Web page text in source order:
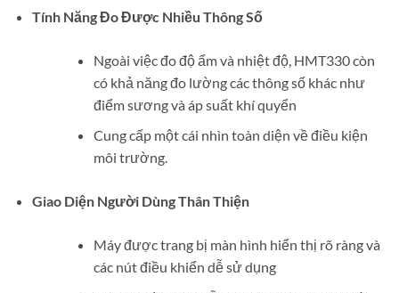
Tính Năng Đo Được Nhiều Thông Số
Ngoài việc đo độ ẩm và nhiệt độ, HMT330 còn
có khả năng đo lường các thông số khác như
điểm sương và áp suất khí quyển
Cung cấp một cái nhìn toàn diện về điều kiện
môi trường.
Giao Diện Người Dùng Thân Thiện
Máy được trang bị màn hình hiển thị rõ ràng và
các nút điều khiển dễ sử dụng